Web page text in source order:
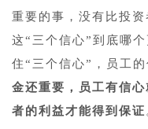
重要的事，没有比投资
这“三个信心”到底哪
住“三个信心”，员工的
金还重要，员工有信
者的利益才能得到保证